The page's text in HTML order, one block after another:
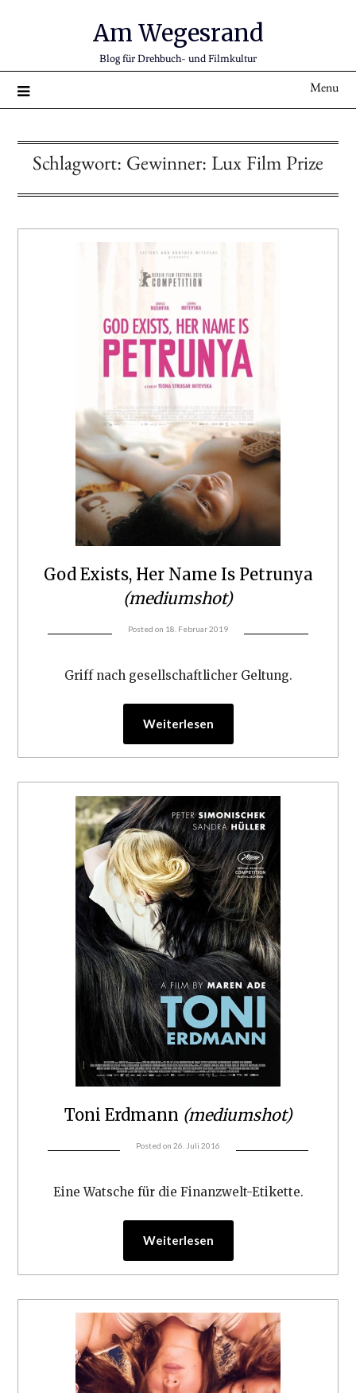
Am Wegesrand
Blog für Drehbuch- und Filmkultur
Menu
Schlagwort: Gewinner: Lux Film Prize
God Exists, Her Name Is Petrunya
(mediumshot)
Posted on 18. Februar 2019
Griff nach gesellschaftlicher Geltung.
Weiterlesen
Toni Erdmann (mediumshot)
Posted on 26. Juli 2016
Eine Watsche für die Finanzwelt-Etikette.
Weiterlesen